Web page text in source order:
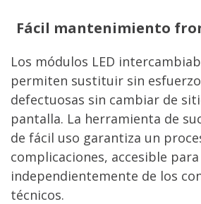
Fácil mantenimiento
Los módulos LED
permiten sustituir sin
defectuosas sin cambiar de
pantalla. La herramienta de
de fácil uso garantiza un
complicaciones, accesible
independientemente de los
técnicos.